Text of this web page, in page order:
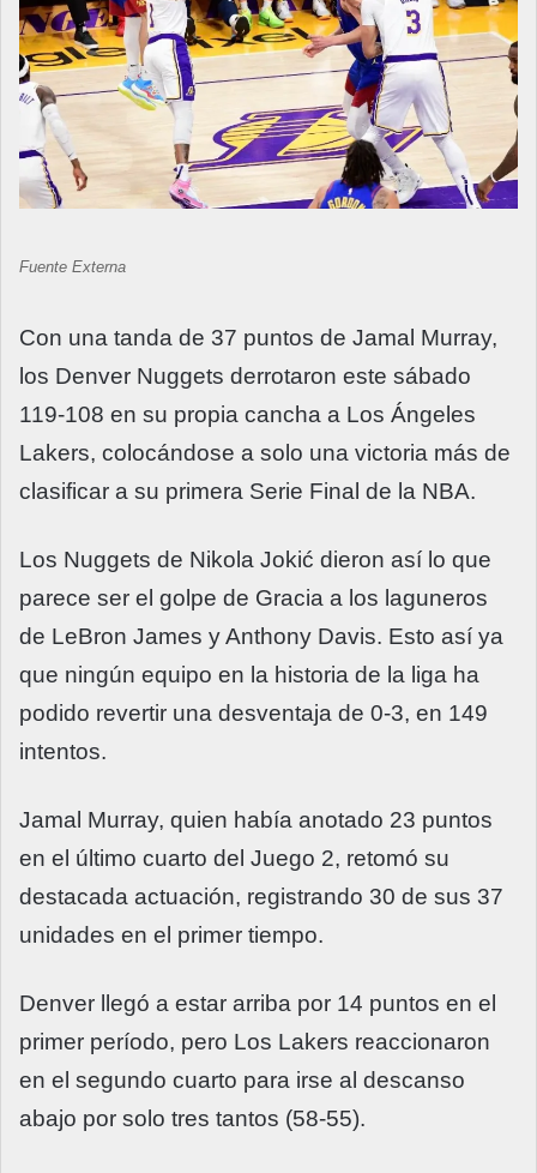
Fuente Externa
Con una tanda de 37 puntos de Jamal Murray,
los Denver Nuggets derrotaron este sábado
119-108 en su propia cancha a Los Ángeles
Lakers, colocándose a solo una victoria más de
clasificar a su primera Serie Final de la NBA.
Los Nuggets de Nikola Jokić dieron así lo que
parece ser el golpe de Gracia a los laguneros
de LeBron James y Anthony Davis. Esto así ya
que ningún equipo en la historia de la liga ha
podido revertir una desventaja de 0-3, en 149
intentos.
Jamal Murray, quien había anotado 23 puntos
en el último cuarto del Juego 2, retomó su
destacada actuación, registrando 30 de sus 37
unidades en el primer tiempo.
Denver llegó a estar arriba por 14 puntos en el
primer período, pero Los Lakers reaccionaron
en el segundo cuarto para irse al descanso
abajo por solo tres tantos (58-55).